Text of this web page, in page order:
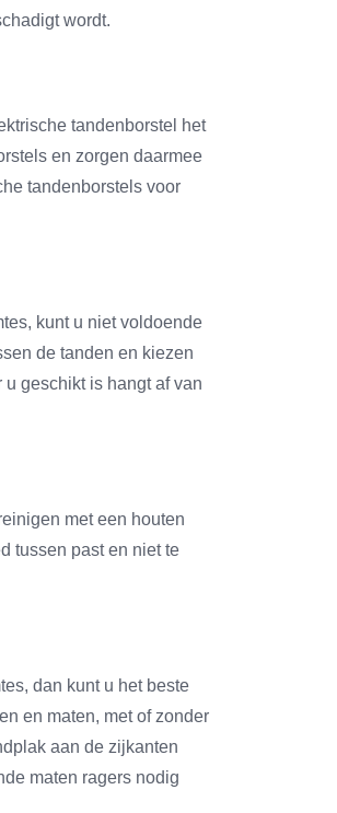
wordt.
tandenborstel het
en zorgen daarmee
tandenborstels voor
kunt u niet voldoende
de tanden en kiezen
geschikt is hangt af van
met een houten
tussen past en niet te
dan kunt u het beste
en maten, met of zonder
aan de zijkanten
maten ragers nodig